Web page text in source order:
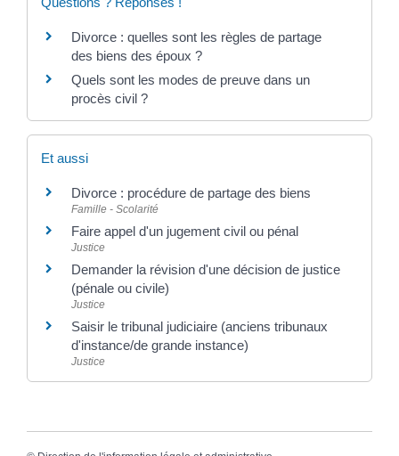
Divorce : quelles sont les règles de partage
des biens des époux ?
Quels sont les modes de preuve dans un
procès civil ?
Et aussi
Divorce : procédure de partage des biens
Famille - Scolarité
Faire appel d'un jugement civil ou pénal
Justice
Demander la révision d'une décision de justice
(pénale ou civile)
Justice
Saisir le tribunal judiciaire (anciens tribunaux
d'instance/de grande instance)
Justice